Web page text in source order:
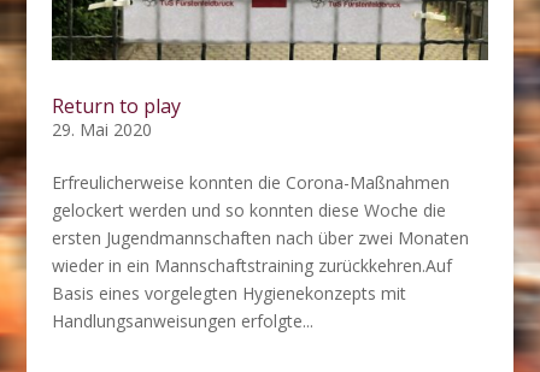
Return to play
29. Mai 2020
Erfreulicherweise konnten die Corona-Maßnahmen
gelockert werden und so konnten diese Woche die
ersten Jugendmannschaften nach über zwei Monaten
wieder in ein Mannschaftstraining zurückkehren.Auf
Basis eines vorgelegten Hygienekonzepts mit
Handlungsanweisungen erfolgte...